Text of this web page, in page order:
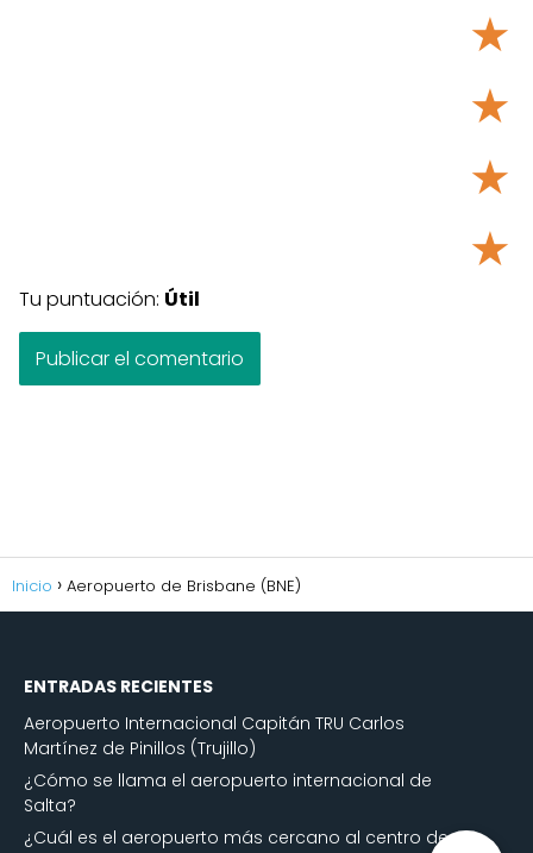
★
★
★
★
Tu puntuación: Útil
Inicio Aeropuerto de Brisbane (BNE)
ENTRADAS RECIENTES
Aeropuerto Internacional Capitán TRU Carlos
Martínez de Pinillos (Trujillo)
¿Cómo se llama el aeropuerto internacional de
Salta?
¿Cuál es el aeropuerto más cercano al centro de